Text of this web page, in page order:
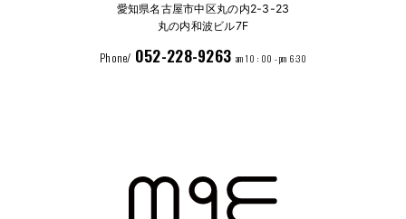
愛知県名古屋市中区丸の内2-3-23
丸の内和波ビル7F
Phone/ 052-228-9263 am 10 : 00 - pm 6:30